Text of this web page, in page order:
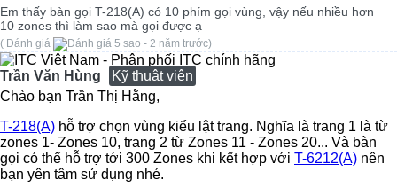
Em thấy bàn gọi T-218(A) có 10 phím gọi vùng, vậy nếu nhiều hơn
10 zones thì làm sao mà gọi được ạ
( Đánh giá - 2 năm trước)
Trần Văn Hùng
Kỹ thuật viên
Chào bạn Trần Thị Hằng,
T-218(A) hỗ trợ chọn vùng kiểu lật trang. Nghĩa là trang 1 là từ
zones 1- Zones 10, trang 2 từ Zones 11 - Zones 20... Và bàn
gọi có thể hỗ trợ tới 300 Zones khi kết hợp với T-6212(A) nên
bạn yên tâm sử dụng nhé.